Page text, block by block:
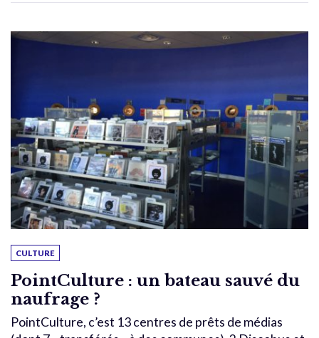
CULTURE
PointCulture : un bateau sauvé du
naufrage ?
PointCulture, c’est 13 centres de prêts de médias